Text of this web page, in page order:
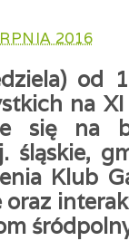
2016
od
na
się na
śląskie,
Klub
oraz